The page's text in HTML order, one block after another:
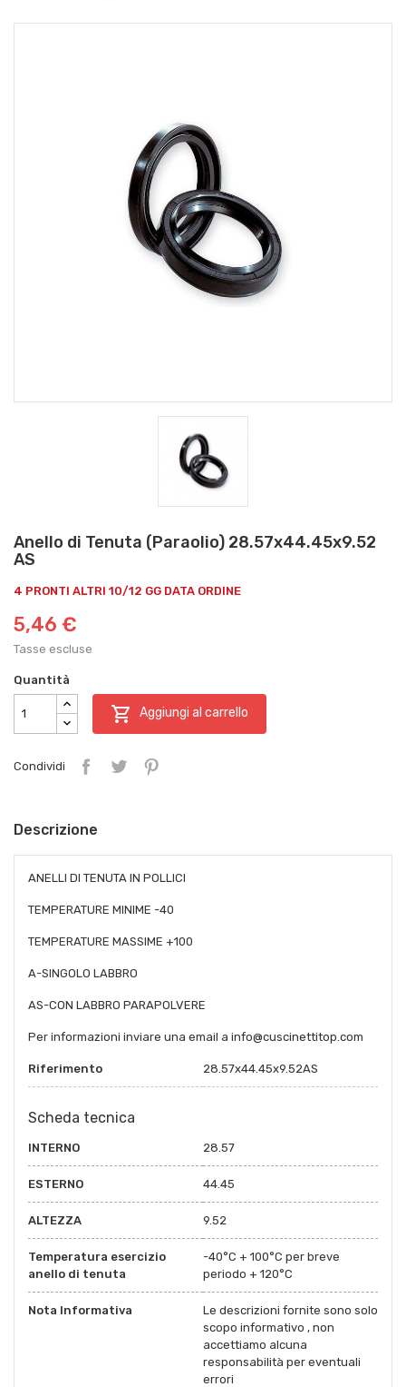
Anello di Tenuta (Paraolio) 28.57x44.45x9.52
AS
4 PRONTI ALTRI 10/12 GG DATA ORDINE
5,46 €
Tasse escluse
Quantità
 Aggiungi al carrello
Condividi
Descrizione
ANELLI DI TENUTA IN POLLICI
TEMPERATURE MINIME -40
TEMPERATURE MASSIME +100
A-SINGOLO LABBRO
AS-CON LABBRO PARAPOLVERE
Per informazioni inviare una email a info@cuscinettitop.com
Riferimento 28.57x44.45x9.52AS
Scheda tecnica
INTERNO 28.57
ESTERNO 44.45
ALTEZZA 9.52
Temperatura esercizio
anello di tenuta
-40°C + 100°C per breve
periodo + 120°C
Nota Informativa
Le descrizioni fornite sono solo
scopo informativo , non
accettiamo alcuna
responsabilità per eventuali
errori